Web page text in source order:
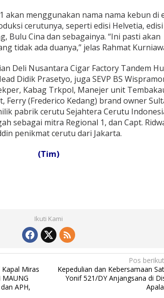
akan menggunakan nama nama kebun di
cerutunya, seperti edisi Helvetia, edisi
Bulu Cina dan sebagainya. “Ini pasti akan
tidak ada duanya,” jelas Rahmat
Deli Nusantara Cigar Factory Tandem
Didik Prasetyo, juga SEVP BS
Kabag Trkpol, Manejer unit
Ferry (Frederico Kedang) brand owner
pabrik cerutu Sejahtera Cerutu
sebagai mitra Regional 1, dan Capt.
penikmat cerutu dari Jakarta.
(Tim)
Ikuti Kami
Kapal Miras
MAUNG
APH,
Pos
Kepedulian dan Kebersamaan
Yonif 521/DY Anjangsana di